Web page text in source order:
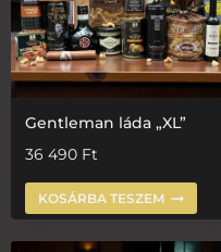
Gentleman láda „XL”
36 490 Ft
KOSÁRBA TESZEM